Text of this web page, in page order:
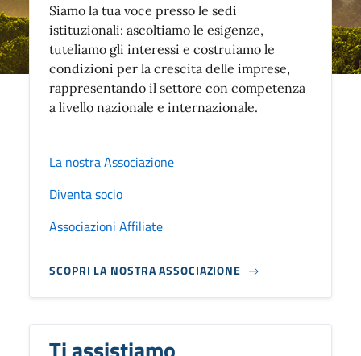
Siamo la tua voce presso le sedi
istituzionali: ascoltiamo le esigenze,
tuteliamo gli interessi e costruiamo le
condizioni per la crescita delle imprese,
rappresentando il settore con competenza
a livello nazionale e internazionale.
La nostra Associazione
Diventa socio
Associazioni Affiliate
SCOPRI LA NOSTRA ASSOCIAZIONE